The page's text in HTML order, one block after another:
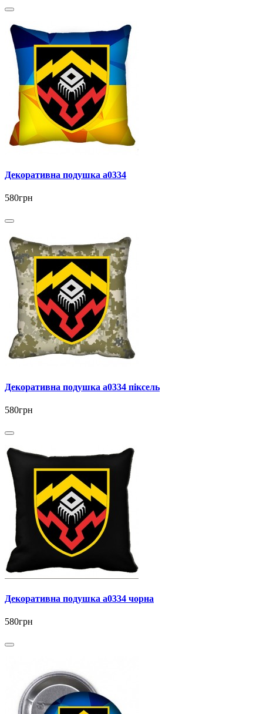
Декоративна подушка a0334
580грн
Декоративна подушка a0334 піксель
580грн
Декоративна подушка a0334 чорна
580грн